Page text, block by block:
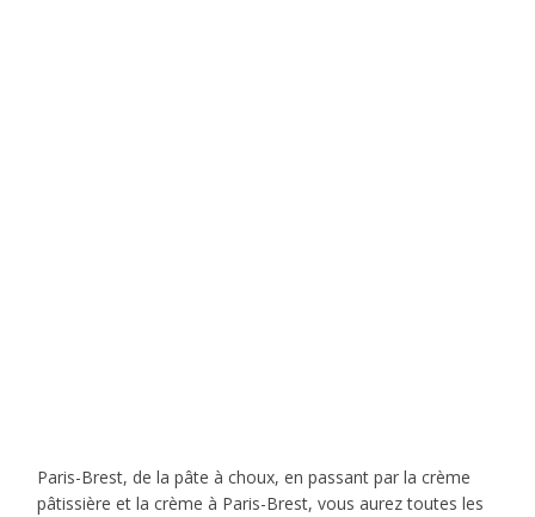
Paris-Brest, de la pâte à choux, en passant par la crème
pâtissière et la crème à Paris-Brest, vous aurez toutes les